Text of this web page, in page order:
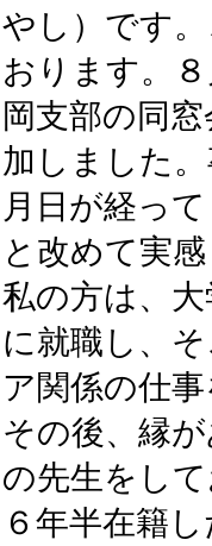
やし）です
おります。
岡支部の同
加しました
月日が経っ
と改めて実
私の方は、
に就職し、
ア関係の仕
その後、縁
の先生をし
６年半在籍